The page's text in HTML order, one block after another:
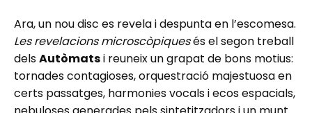
Ara, un nou disc es revela i despunta en l’escomesa.
Les revelacions microscòpiquesés el segon treball
delsAutòmatsi reuneix un grapat de bons motius:
tornades contagioses, orquestració majestuosa en
certs passatges, harmonies vocals i ecos espacials,